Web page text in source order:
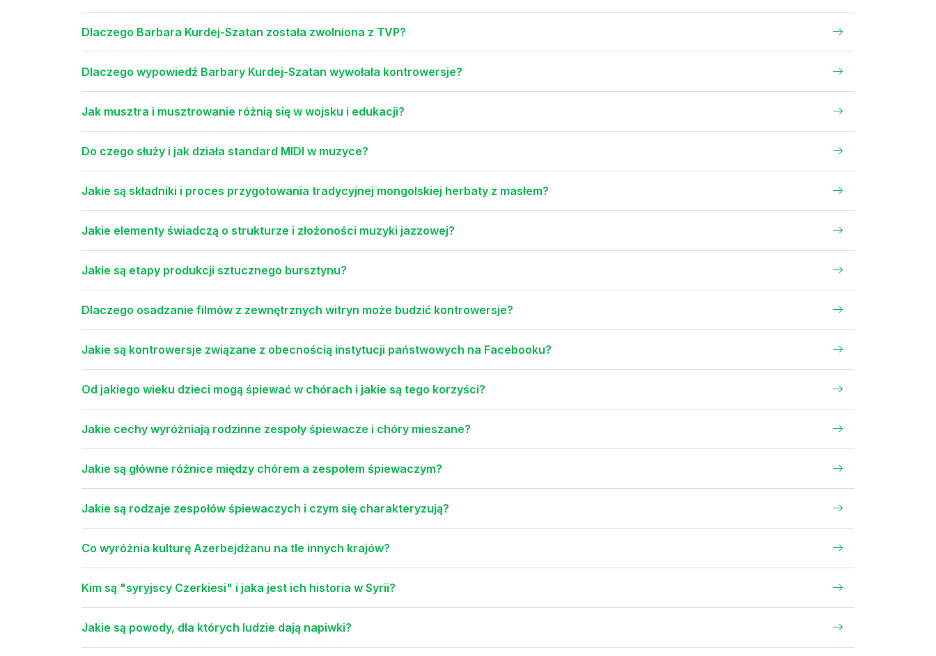
Dlaczego Barbara Kurdej-Szatan została zwolniona z TVP?
Dlaczego wypowiedź Barbary Kurdej-Szatan wywołała kontrowersje?
Jak musztra i musztrowanie różnią się w wojsku i edukacji?
Do czego służy i jak działa standard MIDI w muzyce?
Jakie są składniki i proces przygotowania tradycyjnej mongolskiej herbaty z masłem?
Jakie elementy świadczą o strukturze i złożoności muzyki jazzowej?
Jakie są etapy produkcji sztucznego bursztynu?
Dlaczego osadzanie filmów z zewnętrznych witryn może budzić kontrowersje?
Jakie są kontrowersje związane z obecnością instytucji państwowych na Facebooku?
Od jakiego wieku dzieci mogą śpiewać w chórach i jakie są tego korzyści?
Jakie cechy wyróżniają rodzinne zespoły śpiewacze i chóry mieszane?
Jakie są główne różnice między chórem a zespołem śpiewaczym?
Jakie są rodzaje zespołów śpiewaczych i czym się charakteryzują?
Co wyróżnia kulturę Azerbejdżanu na tle innych krajów?
Kim są "syryjscy Czerkiesi" i jaka jest ich historia w Syrii?
Jakie są powody, dla których ludzie dają napiwki?